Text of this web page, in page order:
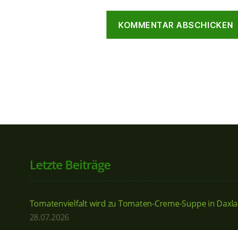
Letzte Beiträge
Tomatenvielfalt wird zu Tomaten-Creme-Suppe in
28.07.2026